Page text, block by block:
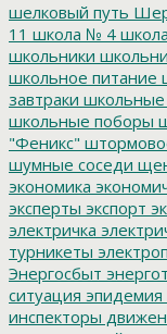
шелковый путь
11 школа № 4
школьники
школьное питание
завтраки школьные
школьные поборы
"Феникс"
шумные соседи
экономика
эксперты экспорт
электричка
турникеты
Энергосбыт
ситуация эпидемия
инспекторы